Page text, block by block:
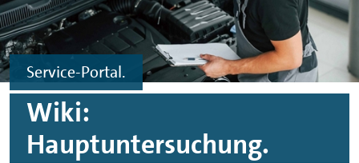
Service-Portal.
Wiki:
Hauptuntersuchung.